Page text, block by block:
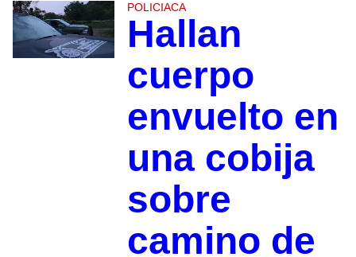
POLICIACA
Hallan
cuerpo
envuelto en
una cobija
sobre
camino de